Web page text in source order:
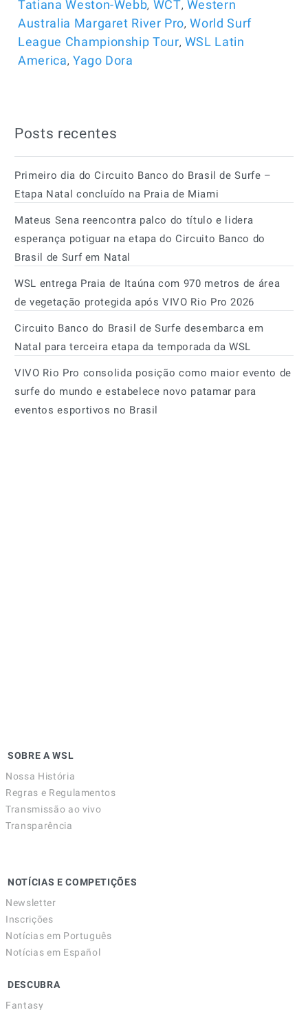
Tatiana Weston-Webb, WCT, Western
Australia Margaret River Pro,World Surf
League Championship Tour, WSL Latin
America, Yago Dora
Posts recentes
Primeiro dia do Circuito Banco do Brasil de Surfe –
Etapa Natal concluído na Praia de Miami
Mateus Sena reencontra palco do título e lidera
esperança potiguar na etapa do Circuito Banco do
Brasil de Surf em Natal
WSL entrega Praia de Itaúna com 970 metros de área
de vegetação protegida após VIVO Rio Pro 2026
Circuito Banco do Brasil de Surfe desembarca em
Natal para terceira etapa da temporada da WSL
VIVO Rio Pro consolida posição como maior evento de
surfe do mundo e estabelece novo patamar para
eventos esportivos no Brasil
SOBRE A WSL
Nossa História
Regras e Regulamentos
Transmissão ao vivo
Transparência
NOTÍCIAS E COMPETIÇÕES
Newsletter
Inscrições
Notícias em Português
Notícias em Español
DESCUBRA
Fantasy